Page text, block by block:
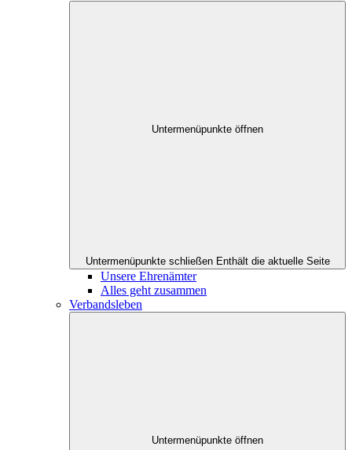
Untermenüpunkte öffnen
Untermenüpunkte schließen Enthält die aktuelle Seite
Unsere Ehrenämter
Alles geht zusammen
Verbandsleben
Untermenüpunkte öffnen